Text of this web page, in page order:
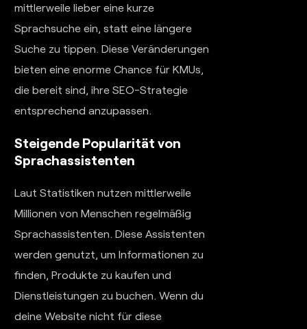
mittlerweile lieber eine kurze
Sprachsuche ein, statt eine längere
Suche zu tippen. Diese Veränderungen
bieten eine enorme Chance für KMUs,
die bereit sind, ihre SEO-Strategie
entsprechend anzupassen.
Steigende Popularität von
Sprachassistenten
Laut Statistiken nutzen mittlerweile
Millionen von Menschen regelmäßig
Sprachassistenten. Diese Assistenten
werden genutzt, um Informationen zu
finden, Produkte zu kaufen und
Dienstleistungen zu buchen. Wenn du
deine Website nicht für diese